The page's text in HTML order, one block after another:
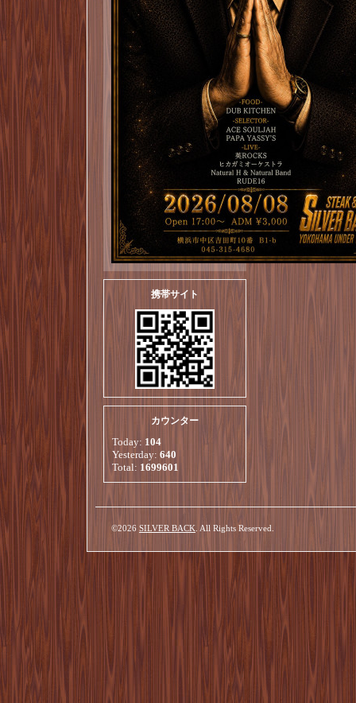
携帯サイト
カウンター
Today: 104
Yesterday: 640
Total: 1699601
©2026 SILVER BACK . All Rights Reserved.